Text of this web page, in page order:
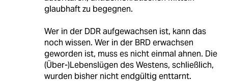
glaubhaft zu begegnen.
Wer in der DDR aufgewachsen ist, kann das
noch wissen. Wer in der BRD erwachsen
geworden ist, muss es nicht einmal ahnen. Die
(Über-)Lebenslügen des Westens, schließlich,
wurden bisher nicht endgültig enttarnt.